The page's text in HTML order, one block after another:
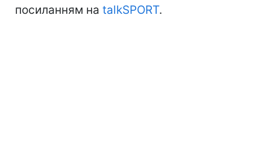
посиланням на talkSPORT.